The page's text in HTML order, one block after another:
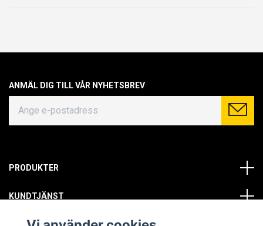
ANMÄL DIG TILL VÅR NYHETSBREV
PRODUKTER
KUNDTJÄNST
OM OSS